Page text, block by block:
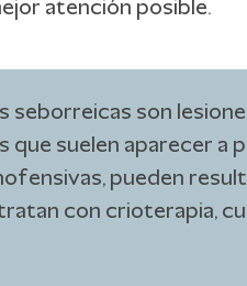
atención posible.
seborreicas son
que suelen aparecer a
pueden
con crioterapia,